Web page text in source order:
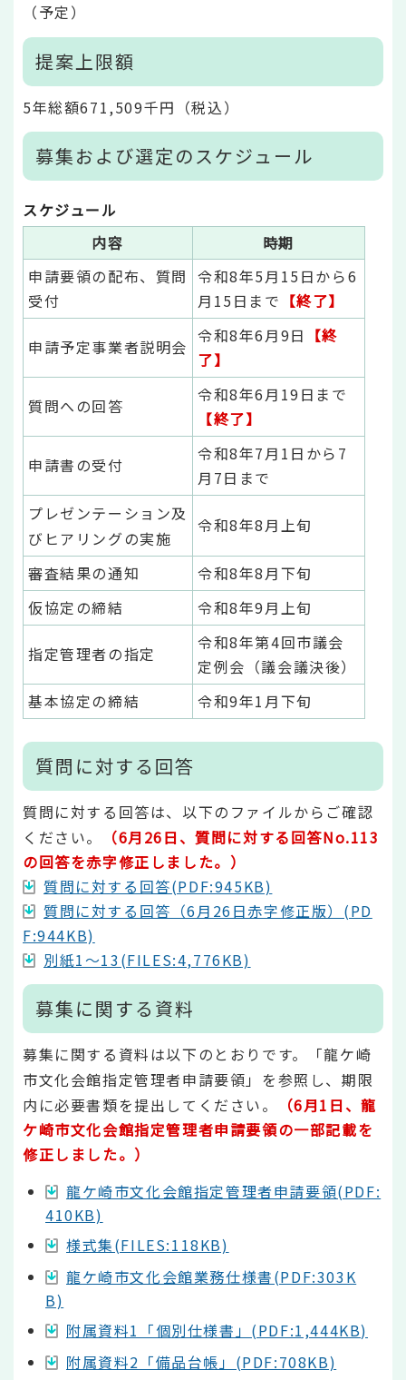
（予定）
提案上限額
5年総額671,509千円（税込）
募集および選定のスケジュール
スケジュール
内容
時期
申請要領の配布、質問
受付
令和8年5月15日から6
月15日まで 【終了】
申請予定事業者説明会
令和8年6月9日 【終
了】
質問への回答
令和8年6月19日まで
【終了】
申請書の受付
令和8年7月1日から7
月7日まで
プレゼンテーション及
びヒアリングの実施
令和8年8月上旬
審査結果の通知
令和8年8月下旬
仮協定の締結
令和8年9月上旬
指定管理者の指定
令和8年第4回市議会
定例会（議会議決後）
基本協定の締結
令和9年1月下旬
質問に対する回答
質問に対する回答は、以下のファイルからご確認
ください。
（6月26日、質問に対する回答No.113
の回答を赤字修正しました。）
質問に対する回答(PDF:945KB)
質問に対する回答（6月26日赤字修正版）(PD
F:944KB)
別紙1～13(FILES:4,776KB)
募集に関する資料
募集に関する資料は以下のとおりです。「龍ケ崎
市文化会館指定管理者申請要領」を参照し、期限
内に必要書類を提出してください。
（6月1日、龍
ケ崎市文化会館指定管理者申請要領の一部記載を
修正しました。）
龍ケ崎市文化会館指定管理者申請要領(PDF:
410KB)
様式集(FILES:118KB)
龍ケ崎市文化会館業務仕様書(PDF:303K
B)
附属資料1「個別仕様書」(PDF:1,444KB)
附属資料2「備品台帳」(PDF:708KB)